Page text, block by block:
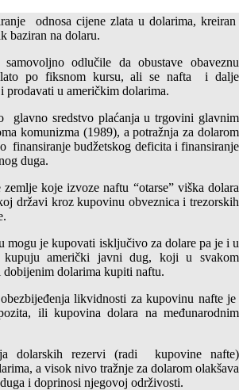
odnosa cijene zlata u dolarima, kreiran
baziran na dolaru.
odlučile da obustave obaveznu
po fiksnom kursu, ali se nafta i dalje
prodavati u američkim dolarima.
glavno sredstvo plaćanja u trgovini glavnim
komunizma (1989), a potražnja za dolarom
finansiranje budžetskog deficita i finansiranje
duga.
koje izvoze naftu “otarse” viška dolara
državi kroz kupovinu obveznica i trezorskih
mogu je kupovati isključivo za dolare pa je i u
kupuju američki javni dug, koji u svakom
dolarima kupiti naftu.
likvidnosti za kupovinu nafte je
ili kupovina dolara na međunarodnim
dolarskih rezervi (radi kupovine nafte)
a visok nivo tražnje za dolarom olakšava
i doprinosi njegovoj održivosti.